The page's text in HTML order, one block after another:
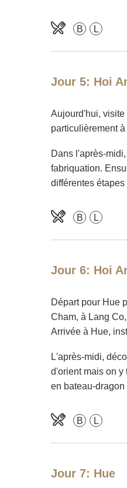
B L
Jour 5: Hoi
Aujourd'hui, visite
particulièrement
Dans l'après-
fabriquation.
différentes
B L
Jour 6: Hoi
Départ pour Hue
Cham, à Lang
Arrivée à Hue,
L'après-midi,
d'orient mais on y
en bateau-
B L
Jour 7: Hue